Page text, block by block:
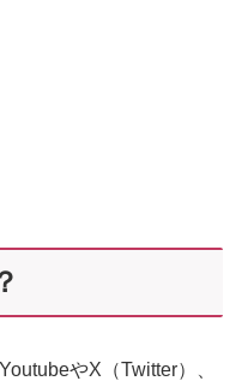
やX（Twitter）、